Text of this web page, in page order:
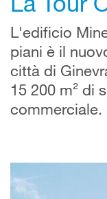
L'edificio
piani è il
città di
15 200 m² di
commerciale.